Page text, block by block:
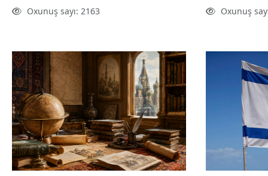
Oxunuş sayı: 2163 Oxunuş